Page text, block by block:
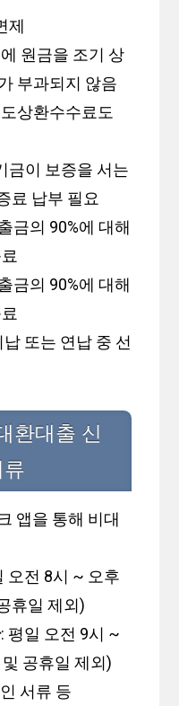
제
원금을 조기 상
부과되지 않음
상환수수료도
금이 보증을 서는
료 납부 필요
금의 90%에 대해
금의 90%에 대해
납 또는 연납 중 선
환대출 신
앱을 통해 비대
오전 8시 ~ 오후
휴일 제외)
: 평일 오전 9시 ~
공휴일 제외)
서류 등